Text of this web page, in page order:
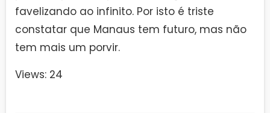
favelizando ao infinito. Por isto é triste
constatar que Manaus tem futuro, mas não
tem mais um porvir.
Views: 24